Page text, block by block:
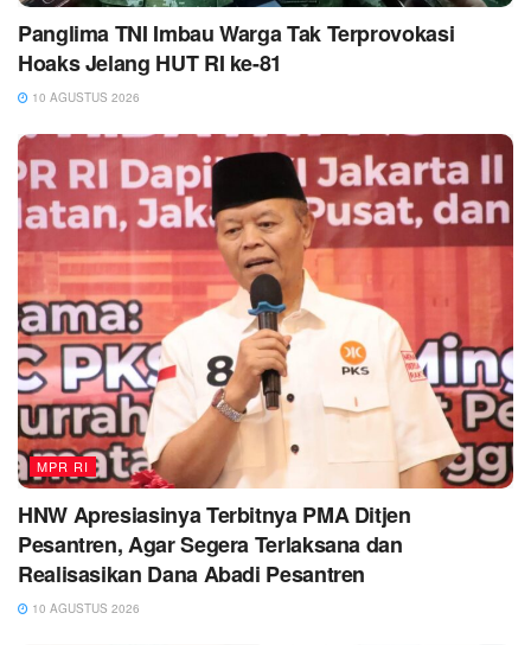
Panglima TNI Imbau Warga Tak Terprovokasi
Hoaks Jelang HUT RI ke-81
10 AGUSTUS 2026
MPR RI
HNW Apresiasinya Terbitnya PMA Ditjen
Pesantren, Agar Segera Terlaksana dan
Realisasikan Dana Abadi Pesantren
10 AGUSTUS 2026